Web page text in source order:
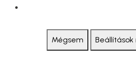
Mégsem